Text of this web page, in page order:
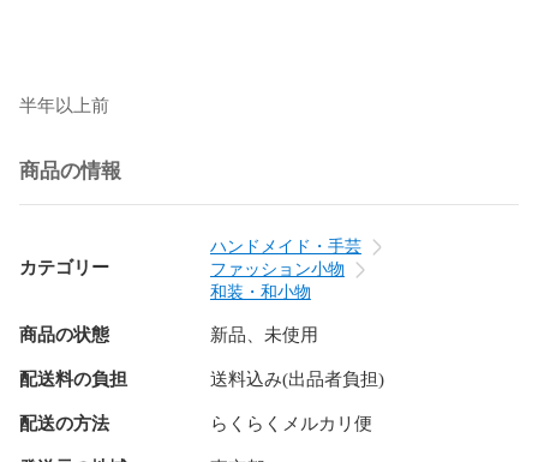
半年以上前
商品の情報
カテゴリー
ハンドメイド・手芸
ファッション小物
和装・和小物
商品の状態 新品、未使用
配送料の負担 送料込み(出品者負担)
配送の方法 らくらくメルカリ便